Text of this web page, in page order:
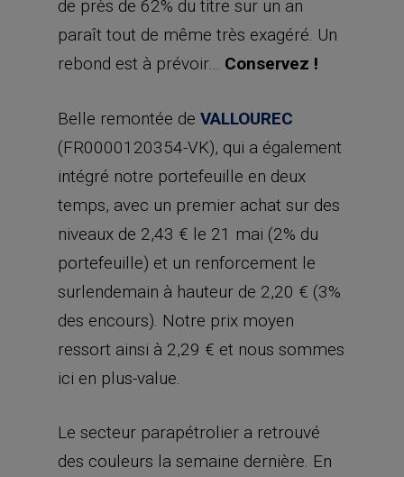
de près de 62% du titre sur un an
paraît tout de même très exagéré. Un
rebond est à prévoir… Conservez !
Belle remontée de VALLOUREC
(FR0000120354-VK), qui a également
intégré notre portefeuille en deux
temps, avec un premier achat sur des
niveaux de 2,43 € le 21 mai (2% du
portefeuille) et un renforcement le
surlendemain à hauteur de 2,20 € (3%
des encours). Notre prix moyen
ressort ainsi à 2,29 € et nous sommes
ici en plus-value.
Le secteur parapétrolier a retrouvé
des couleurs la semaine dernière. En